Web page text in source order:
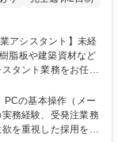
タント業務をお任せ
発注・加工依頼のほ
、各仕入先・協力会
および発送手配 ■商
PCの基本操作（メー
務経験、受発注業務
を重視した採用を行